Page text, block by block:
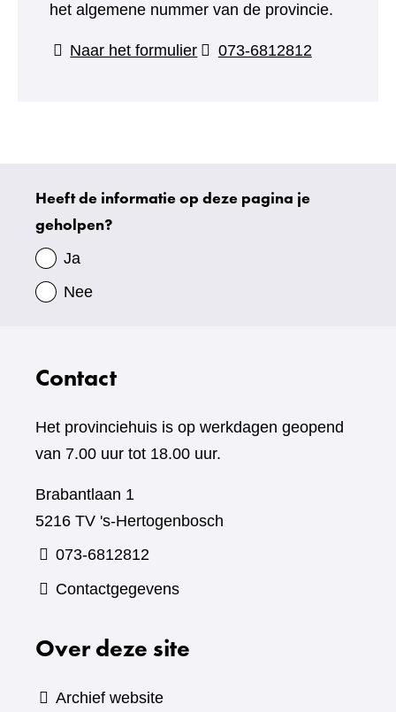
het algemene nummer van de provincie.
Naar het formulier(verwijst
073-6812812
Uw
gegevens
Heeft de informatie op deze pagina je
geholpen?
Ja
Nee
Contact
Het provinciehuis is op werkdagen geopend
van 7.00 uur tot 18.00 uur.
Brabantlaan 1
5216 TV 's-Hertogenbosch
073-6812812
Contactgegevens
Over deze site
Archief website